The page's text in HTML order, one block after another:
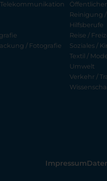
/ Fotografie
Reinigung
Hilfsberufe
Reise /
Soziales /
Textil /
Umwelt
Verkehr /
Impressum